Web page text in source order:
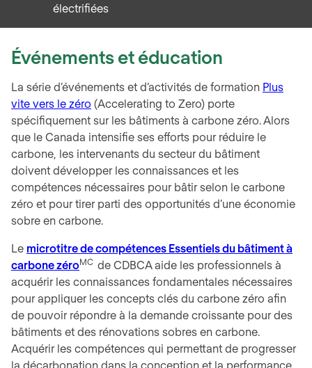
électrifiées
Événements et éducation
La série d’événements et d’activités de formation Plus
vite vers le zéro (Accelerating to Zero) porte
spécifiquement sur les bâtiments à carbone zéro. Alors
que le Canada intensifie ses efforts pour réduire le
carbone, les intervenants du secteur du bâtiment
doivent développer les connaissances et les
compétences nécessaires pour bâtir selon le carbone
zéro et pour tirer parti des opportunités d’une économie
sobre en carbone.
Le microtitre de compétences Essentiels du bâtiment à
carbone zéroMC de CDBCA aide les professionnels à
acquérir les connaissances fondamentales nécessaires
pour appliquer les concepts clés du carbone zéro afin
de pouvoir répondre à la demande croissante pour des
bâtiments et des rénovations sobres en carbone.
Acquérir les compétences qui permettant de progresser
la décarbonation dans la conception et la performance